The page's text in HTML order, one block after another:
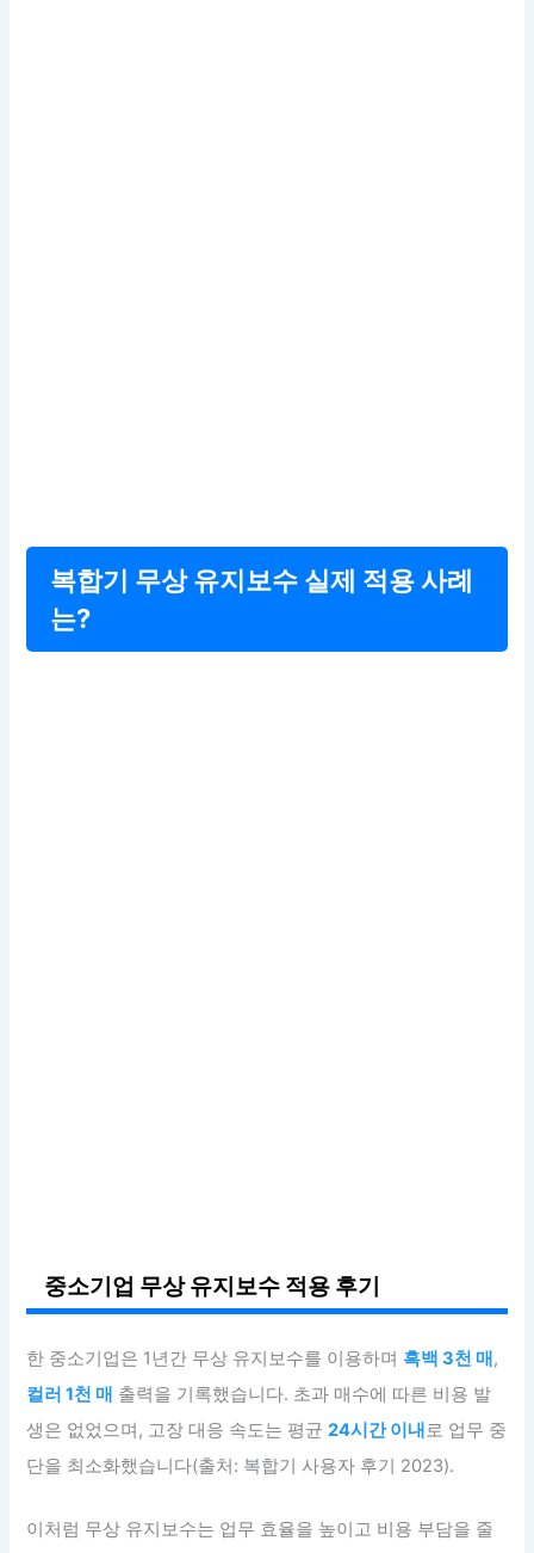
복합기 무상 유지보수 실제 적용 사례
는?
중소기업 무상 유지보수 적용 후기
한 중소기업은 1년간 무상 유지보수를 이용하며 흑백 3천 매,
컬러 1천 매 출력을 기록했습니다. 초과 매수에 따른 비용 발
생은 없었으며, 고장 대응 속도는 평균24시간 이내로 업무 중
단을 최소화했습니다(출처: 복합기 사용자 후기 2023).
이처럼 무상 유지보수는 업무 효율을 높이고 비용 부담을 줄